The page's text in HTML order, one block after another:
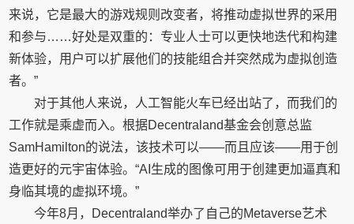
来说，它是最大的游戏规则改变者，将推动虚拟世界的采用
和参与……好处是双重的：专业人士可以更快地迭代和构建
新体验，用户可以扩展他们的技能组合并突然成为虚拟创造
者。”
对于其他人来说，人工智能火车已经出站了，而我们的
工作就是乘虚而入。根据Decentraland基金会创意总监
SamHamilton的说法，该技术可以——而且应该——用于创
造更好的元宇宙体验。“AI生成的图像可用于创建更加逼真和
身临其境的虚拟环境。”
今年8月，Decentraland举办了自己的Metaverse艺术